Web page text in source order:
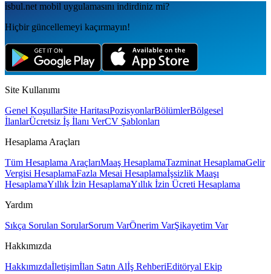
isbul.net mobil uygulamаsını indirdiniz mi?
Hiçbir güncellemeyi kaçırmayın!
Site Kullanımı
Genel KoşullarSite HaritasıPozisyonlarBölümlerBölgesel
İlanlarÜcretsiz İş İlanı VerCV Şablonları
Hesaplama Araçları
Tüm Hesaplama AraçlarıMaaş HesaplamaTazminat HesaplamaGelir
Vergisi HesaplamaFazla Mesai Hesaplamaİşsizlik Maaşı
HesaplamaYıllık İzin HesaplamaYıllık İzin Ücreti Hesaplama
Yardım
Sıkça Sorulan SorularSorum VarÖnerim VarŞikayetim Var
Hakkımızda
Hakkımızdaİletişimİlan Satın Alİş RehberiEditöryal Ekip